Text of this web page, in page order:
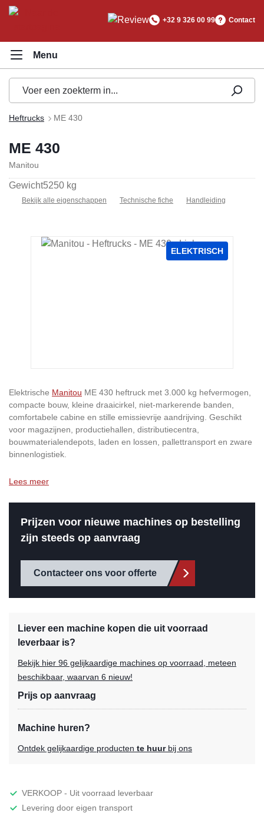
+32 9 326 00 99 Contact
Heftrucks ME 430
ME 430
Manitou
Gewicht5250 kg
Bekijk alle eigenschappen Technische fiche Handleiding
Afbeeldingengalerij overslaan
ELEKTRISCH
Elektrische Manitou ME 430 heftruck met 3.000 kg hefvermogen,
compacte bouw, kleine draaicirkel, niet-markerende banden,
comfortabele cabine en stille emissievrije aandrijving. Geschikt
voor magazijnen, productiehallen, distributiecentra,
bouwmaterialendepots, laden en lossen, pallettransport en zware
binnenlogistiek.
Lees meer
Prijzen voor nieuwe machines op bestelling
zijn steeds op aanvraag
Contacteer ons voor offerte
Liever een machine kopen die uit voorraad
leverbaar is?
Bekijk hier 96 gelijkaardige machines op voorraad, meteen
beschikbaar, waarvan 6 nieuw!
Prijs op aanvraag
Machine huren?
Ontdek gelijkaardige producten te huurbij ons
VERKOOP - Uit voorraad leverbaar
Levering door eigen transport